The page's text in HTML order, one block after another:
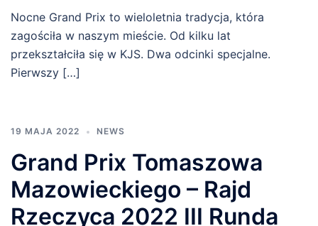
Nocne Grand Prix to wieloletnia tradycja, która
zagościła w naszym mieście. Od kilku lat
przekształciła się w KJS. Dwa odcinki specjalne.
Pierwszy […]
19 MAJA 2022 NEWS
Grand Prix Tomaszowa
Mazowieckiego – Rajd
Rzeczyca 2022 III Runda